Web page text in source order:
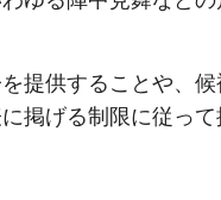
提供することや、
掲げる制限に従っ